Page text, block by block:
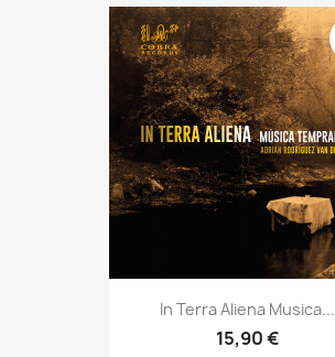
In Terra Aliena Musica...
15,90 €